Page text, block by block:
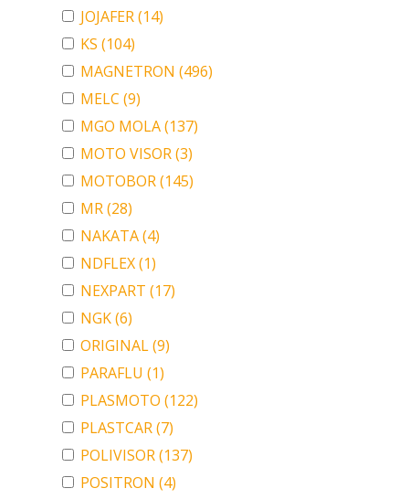
JOJAFER(14)
KS (104)
MAGNETRON (496)
MELC (9)
MGO MOLA(137)
MOTO VISOR(3)
MOTOBOR(145)
MR(28)
NAKATA(4)
NDFLEX(1)
NEXPART (17)
NGK(6)
ORIGINAL(9)
PARAFLU (1)
PLASMOTO (122)
PLASTCAR(7)
POLIVISOR(137)
POSITRON (4)